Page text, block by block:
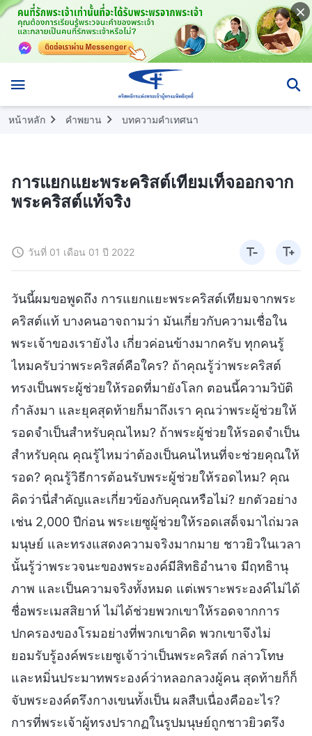
หน้าหลัก คำพยาน บทความคำเทศนา
การแยกแยะพระคริสต์เทียมเท็จออกจาก
พระคริสต์แท้จริง
วันที่ 01 เดือน 01 ปี 2022
วันนี้ผมขอพูดถึง การแยกแยะพระคริสต์เทียมจากพระ
คริสต์แท้ บางคนอาจถามว่า มันเกี่ยวกับความเชื่อใน
พระเจ้าของเรายังไง เกี่ยวค่อนข้างมากครับ ทุกคนรู้
ไหมครับว่าพระคริสต์คือใคร? ถ้าคุณรู้ว่าพระคริสต์
ทรงเป็นพระผู้ช่วยให้รอดที่มายังโลก ตอนนี้ความวิบัติ
กำลังมา และยุคสุดท้ายก็มาถึงเรา คุณว่าพระผู้ช่วยให้
รอดจำเป็นสำหรับคุณไหม? ถ้าพระผู้ช่วยให้รอดจำเป็น
สำหรับคุณ คุณรู้ไหมว่าต้องเป็นคนไหนที่จะช่วยคุณให้
รอด? คุณรู้วิธีการต้อนรับพระผู้ช่วยให้รอดไหม? คุณ
คิดว่านี่สำคัญและเกี่ยวข้องกับคุณหรือไม่? ยกตัวอย่าง
เช่น 2,000 ปีก่อน พระเยซูผู้ช่วยให้รอดเสด็จมาไถ่มวล
มนุษย์ และทรงแสดงความจริงมากมาย ชาวยิวในเวลา
นั้นรู้ว่าพระวจนะของพระองค์มีสิทธิอำนาจ มีฤทธิานุ
ภาพ และเป็นความจริงทั้งหมด แต่เพราะพระองค์ไม่ได้
ชื่อพระเมสสิยาห์ ไม่ได้ช่วยพวกเขาให้รอดจากการ
ปกครองของโรมอย่างที่พวกเขาคิด พวกเขาจึงไม่
ยอมรับรู้องค์พระเยซูเจ้าว่าเป็นพระคริสต์ กล่าวโทษ
และหมิ่นประมาทพระองค์ว่าหลอกลวงผู้คน สุดท้ายก็ก็
จับพระองค์ตรึงกางเขนทั้งเป็น ผลสืบเนื่องคืออะไร?
การที่พระเจ้าผู้ทรงปรากฏในรูปมนุษย์ถูกชาวยิวตรึง